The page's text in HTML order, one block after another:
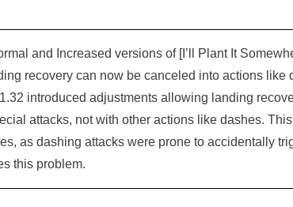
and Increased versions of [I’ll Plant It
recovery can now be canceled into actions like
introduced adjustments allowing landing
attacks, not with other actions like dashes.
as dashing attacks were prone to accidentally
this problem.